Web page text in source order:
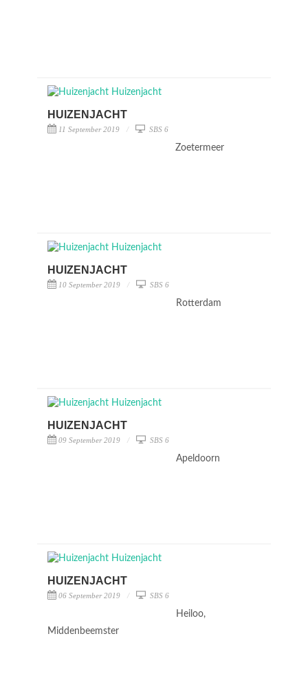
HUIZENJACHT
11 September 2019 SBS 6
Zoetermeer
HUIZENJACHT
10 September 2019 SBS 6
Rotterdam
HUIZENJACHT
09 September 2019 SBS 6
Apeldoorn
HUIZENJACHT
06 September 2019 SBS 6
Heiloo,
Middenbeemster